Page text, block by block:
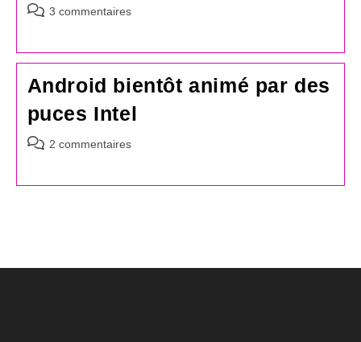
Commentaires
publication :
3 commentaires
Android bientôt animé par des
puces Intel
Commentaires
2 commentaires